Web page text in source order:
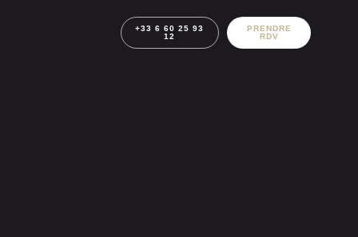
+33 6 60 25 93
12
PRENDRE
RDV